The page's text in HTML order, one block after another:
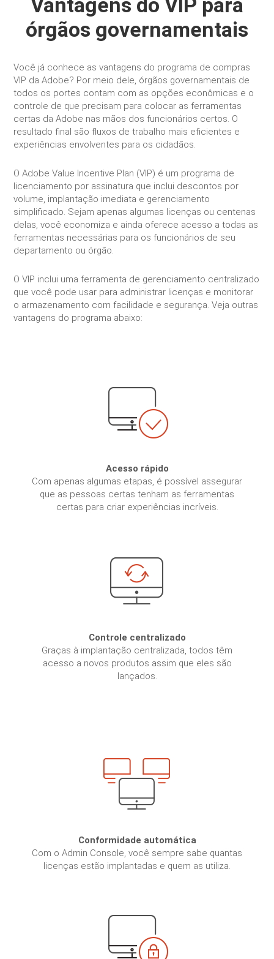
órgãos governamentais
Você já conhece as vantagens do programa de compras
VIP da Adobe? Por meio dele, órgãos governamentais de
todos os portes contam com as opções econômicas e o
controle de que precisam para colocar as ferramentas
certas da Adobe nas mãos dos funcionários certos. O
resultado final são fluxos de trabalho mais eficientes e
experiências envolventes para os cidadãos.
O Adobe Value Incentive Plan (VIP) é um programa de
licenciamento por assinatura que inclui descontos por
volume, implantação imediata e gerenciamento
simplificado. Sejam apenas algumas licenças ou centenas
delas, você economiza e ainda oferece acesso a todas as
ferramentas necessárias para os funcionários de seu
departamento ou órgão.
O VIP inclui uma ferramenta de gerenciamento centralizado
que você pode usar para administrar licenças e monitorar
o armazenamento com facilidade e segurança. Veja outras
vantagens do programa abaixo:
Acesso rápido
Com apenas algumas etapas, é possível assegurar
que as pessoas certas tenham as ferramentas
certas para criar experiências incríveis.
Controle centralizado
Graças à implantação centralizada, todos têm
acesso a novos produtos assim que eles são
lançados.
Conformidade automática
Com o Admin Console, você sempre sabe quantas
licenças estão implantadas e quem as utiliza.